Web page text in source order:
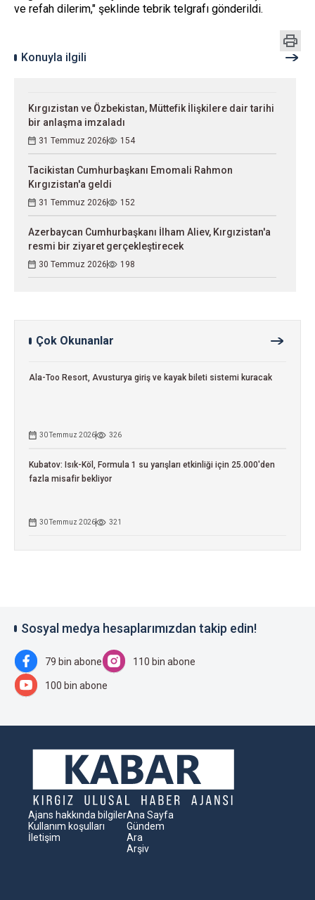
ve refah dilerim," şeklinde tebrik telgrafı gönderildi.
Konuyla ilgili
Kırgızistan ve Özbekistan, Müttefik İlişkilere dair tarihi
bir anlaşma imzaladı
31 Temmuz 2026 154
Tacikistan Cumhurbaşkanı Emomali Rahmon
Kırgızistan'a geldi
31 Temmuz 2026 152
Azerbaycan Cumhurbaşkanı İlham Aliev, Kırgızistan'a
resmi bir ziyaret gerçekleştirecek
30 Temmuz 2026 198
Çok Okunanlar
Ala-Too Resort, Avusturya giriş ve kayak bileti sistemi kuracak
30 Temmuz 2026 326
Kubatov: Isık-Köl, Formula 1 su yarışları etkinliği için 25.000'den
fazla misafir bekliyor
30 Temmuz 2026 321
Sosyal medya hesaplarımızdan takip edin!
79 bin abone 110 bin abone
100 bin abone
Ajans hakkında bilgiler
Kullanım koşulları
İletişim
Ana Sayfa
Gündem
Ara
Arşiv